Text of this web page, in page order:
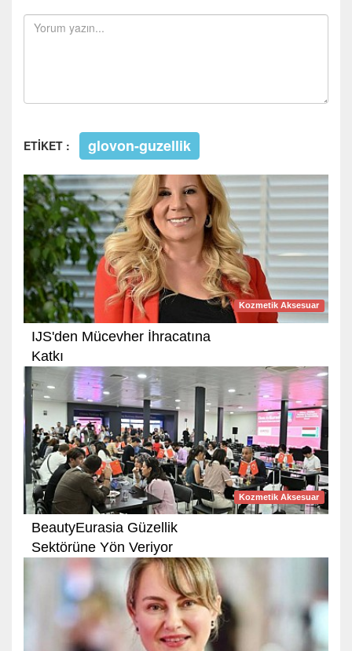
ETİKET : glovon-guzellik
Kozmetik Aksesuar
IJS'den Mücevher İhracatına
Katkı
Kozmetik Aksesuar
BeautyEurasia Güzellik
Sektörüne Yön Veriyor